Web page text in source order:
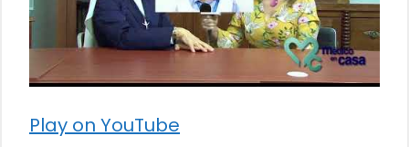
Play on YouTube